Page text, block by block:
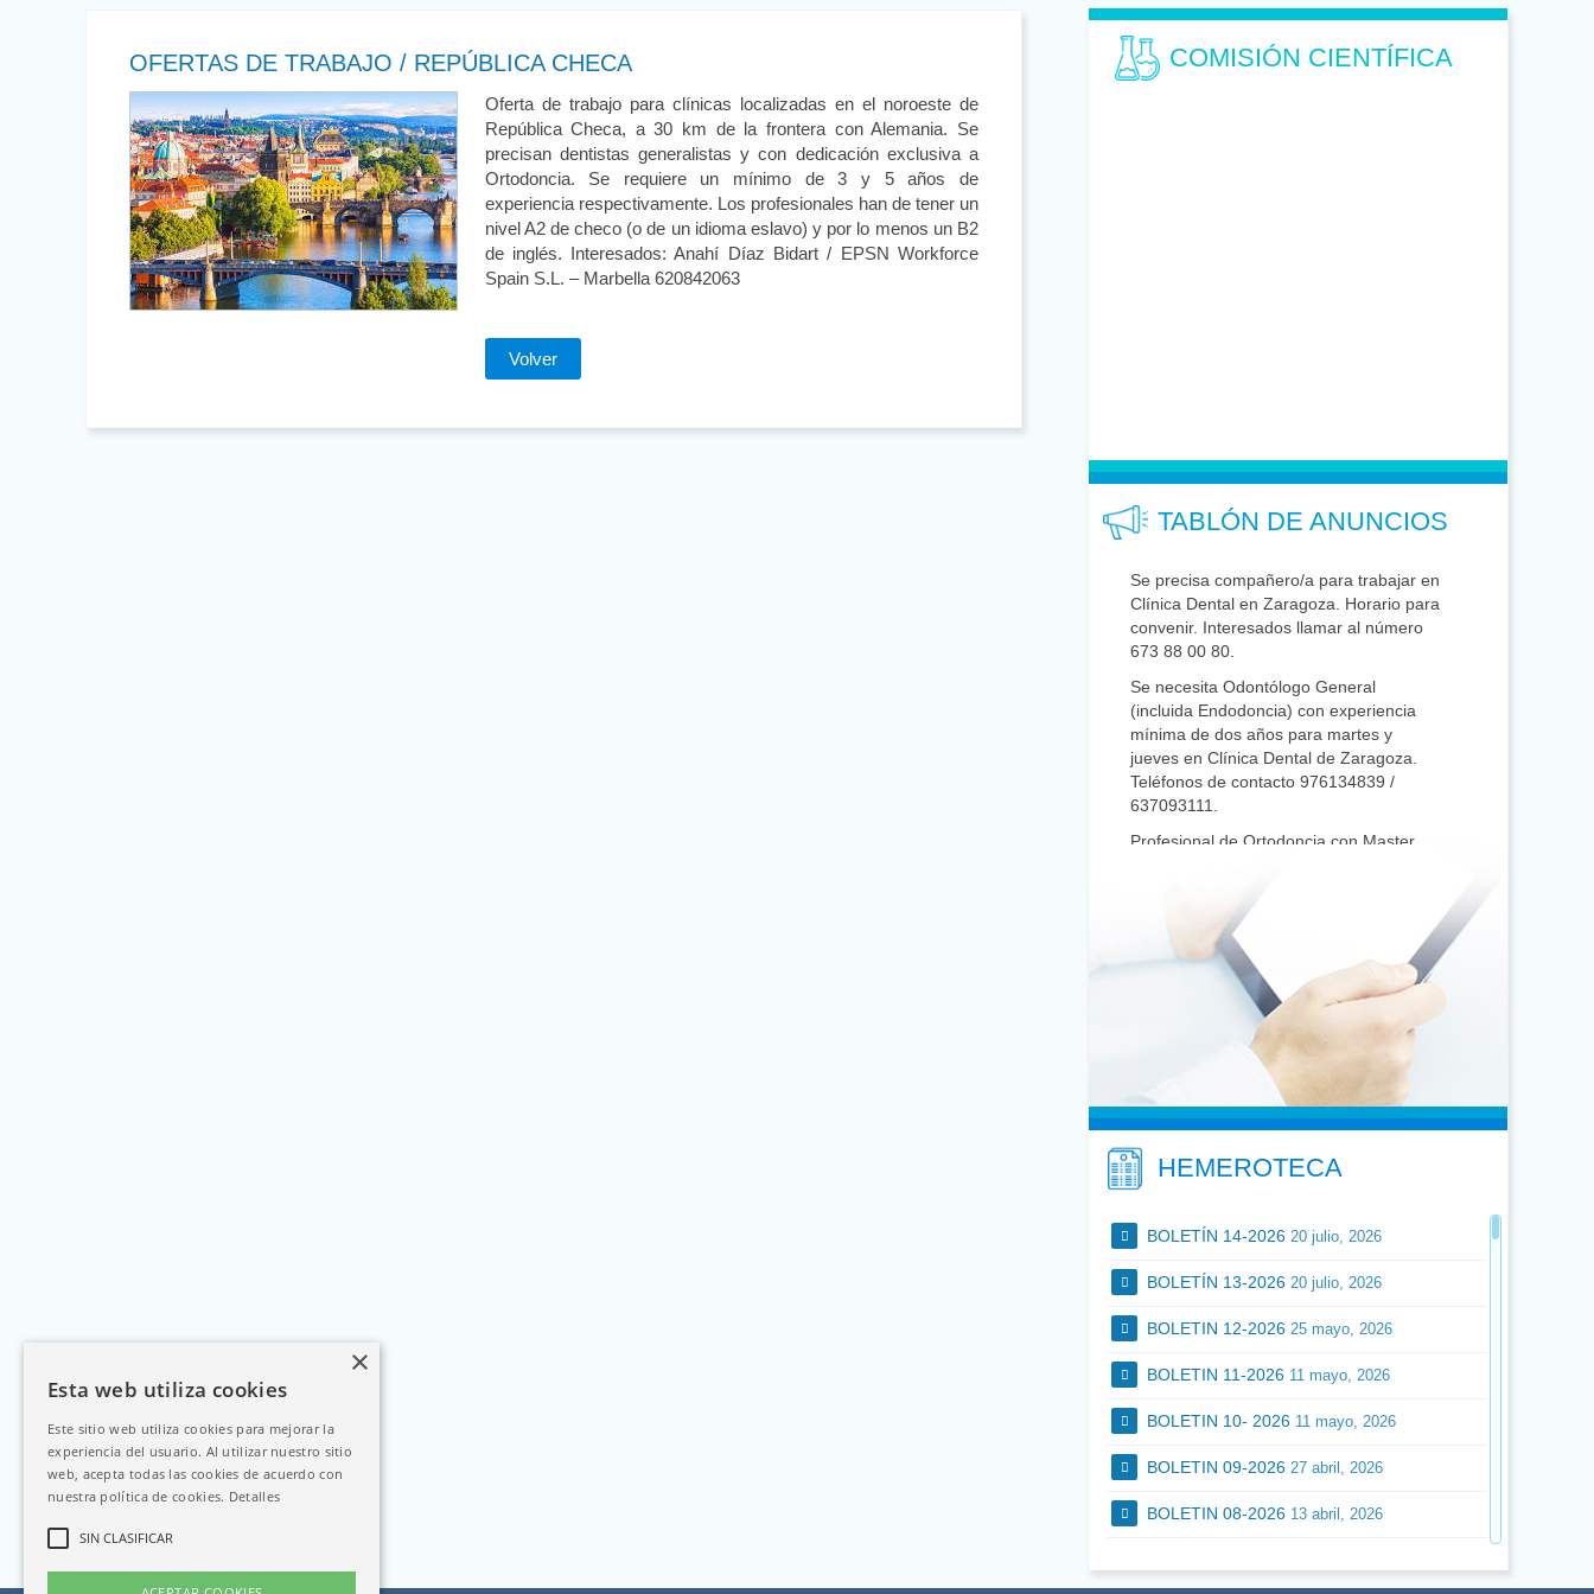
OFERTAS DE TRABAJO / REPÚBLICA CHECA
Oferta de trabajo para clínicas localizadas en el noroeste de
República Checa, a 30 km de la frontera con Alemania. Se
precisan dentistas generalistas y con dedicación exclusiva a
Ortodoncia. Se requiere un mínimo de 3 y 5 años de
experiencia respectivamente. Los profesionales han de tener un
nivel A2 de checo (o de un idioma eslavo) y por lo menos un B2
de inglés. Interesados: Anahí Díaz Bidart / EPSN Workforce
Spain S.L. – Marbella 620842063
Volver
COMISIÓN CIENTÍFICA
TABLÓN DE ANUNCIOS
Se precisa compañero/a para trabajar en
Clínica Dental en Zaragoza. Horario para
convenir. Interesados llamar al número
673 88 00 80.
Se necesita Odontólogo General
(incluida Endodoncia) con experiencia
mínima de dos años para martes y
jueves en Clínica Dental de Zaragoza.
Teléfonos de contacto 976134839 /
637093111.
Profesional de Ortodoncia con Master
Zaragoza y alrededores con
disponibilidad de horario y manejo de
todas las técnicas incluyendo Ortopedia
Infantil. Interesados llamar a 655512770
sfacevedotome@dentistasaragon.es
Se precisa Odontólogo con dedicación
preferente o exclusiva a Endodoncia
Vitae a:
endodonciaavanzada@hotmail.com
HEMEROTECA
BOLETÍN 14-2026 20 julio, 2026
BOLETÍN 13-2026 20 julio, 2026
BOLETIN 12-2026 25 mayo, 2026
BOLETIN 11-2026 11 mayo, 2026
BOLETIN 10- 2026 11 mayo, 2026
BOLETIN 09-2026 27 abril, 2026
BOLETIN 08-2026 13 abril, 2026
Esta web utiliza cookies
Este sitio web utiliza cookies para mejorar la
experiencia del usuario. Al utilizar nuestro sitio
web, acepta todas las cookies de acuerdo con
nuestra política de cookies. Detalles
SIN CLASIFICAR
×